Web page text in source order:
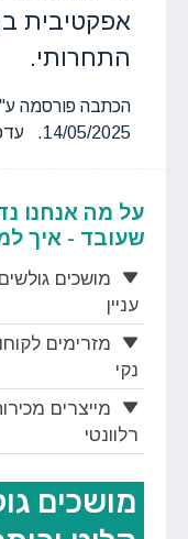
אפקטיבית
התחרותי.
הכתבה פורסמה
14/05/2025. עדכון אחרון: 14/05/2025.
על מה אנחנו
שעובד - איך
מושכים
עניין
מזרימים
נקי
מייצרים
רלוונטי
מושכים